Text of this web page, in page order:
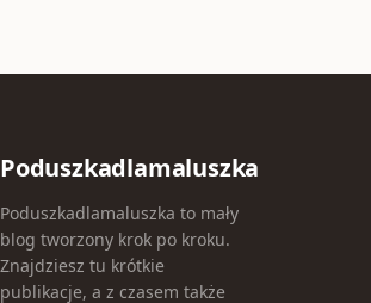
Poduszkadlamaluszka
Poduszkadlamaluszka to mały
blog tworzony krok po kroku.
Znajdziesz tu krótkie
publikacje, a z czasem także